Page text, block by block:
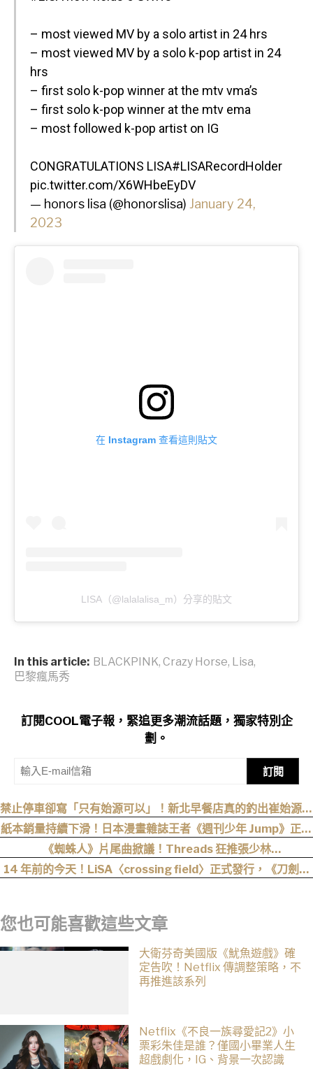
– most viewed MV by a solo artist in 24 hrs
– most viewed MV by a solo k-pop artist in 24
hrs
– first solo k-pop winner at the mtv vma’s
– first solo k-pop winner at the mtv ema
– most followed k-pop artist on IG
CONGRATULATIONS LISA#LISARecordHolder
pic.twitter.com/X6WHbeEyDV
— honors lisa (@honorslisa) January 24,
2023
在 Instagram 查看這則貼文
LISA（@lalalalisa_m）分享的貼文
In this article: BLACKPINK, Crazy Horse, Lisa,
巴黎瘋馬秀
訂閱COOL電子報，緊追更多潮流話題，獨家特別企
劃。
訂閱
禁止停車卻寫「只有始源可以」！新北早餐店真的釣出崔始源本
尊朝聖
紙本銷量持續下滑！日本漫畫雜誌王者《週刊少年 Jump》正式
跌破百萬大關
《蜘蛛人》片尾曲掀議！Threads 狂推張少林
〈SpiderMan〉，網友：播這個直接神作預定
14 年前的今天！LiSA〈crossing field〉正式發行，《刀劍神
您也可能喜歡這些文章
大衛芬奇美國版《魷魚遊戲》確
定告吹！Netflix 傳調整策略，不
再推進該系列
Netflix《不良一族尋愛記2》小
栗彩朱佳是誰？僅國小畢業人生
超戲劇化，IG、背景一次認識